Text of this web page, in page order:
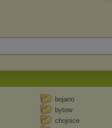
bojano
bytow
chojnice